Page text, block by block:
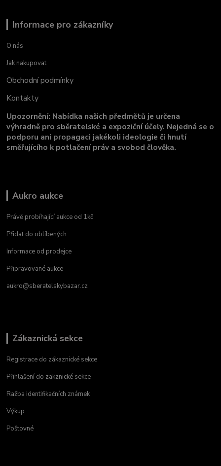
Informace pro zákazníky
O nás
Jak nakupovat
Obchodní podmínky
Kontakty
Upozornění: Nabídka našich předmětů je určena
výhradně pro sběratelské a expoziční účely. Nejedná se o
podporu ani propagaci jakékoli ideologie či hnutí
směřujícího k potlačení práv a svobod člověka.
Aukro aukce
Právě probíhající aukce od 1kč
Přidat do oblíbených
Informace od prodejce
Připravované aukce
aukro@sberatelskybazar.cz
Zákaznická sekce
Registrace do zákaznické sekce
Přihlašení do zakznické sekce
Ražba identifikačních známek
Výkup
Poštovné